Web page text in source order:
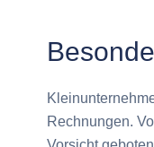
Rechnungen.